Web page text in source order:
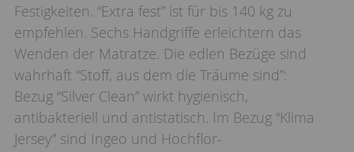
Festigkeiten. “Extra fest” ist für bis 140 kg zu
empfehlen. Sechs Handgriffe erleichtern das
Wenden der Matratze. Die edlen Bezüge sind
wahrhaft “Stoff, aus dem die Träume sind”:
Bezug “Silver Clean” wirkt hygienisch,
antibakteriell und antistatisch. Im Bezug “Klima
Jersey” sind Ingeo und Hochflor-